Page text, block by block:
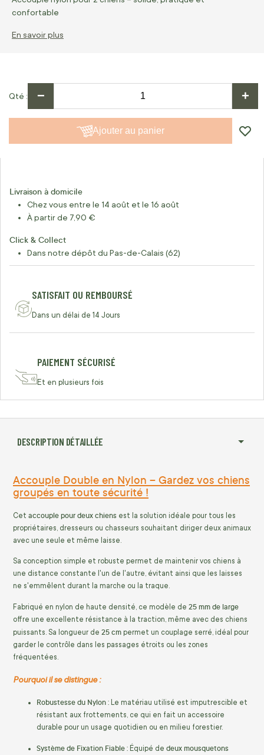
confortable
En savoir plus
Qté − +
Ajouter au panier
Livraison à domicile
Chez vous entre le 14 août et le 16 août
À partir de 7,90 €
Click & Collect
Dans notre dépôt du Pas-de-Calais (62)
SATISFAIT OU REMBOURSÉ
Dans un délai de 14 Jours
PAIEMENT SÉCURISÉ
Et en plusieurs fois
DESCRIPTION DÉTAILLÉE
Accouple Double en Nylon – Gardez vos chiens
groupés en toute sécurité !
Cet accouple pour deux chiens est la solution idéale pour tous les
propriétaires, dresseurs ou chasseurs souhaitant diriger deux animaux
avec une seule et même laisse.
Sa conception simple et robuste permet de maintenir vos chiens à
une distance constante l'un de l'autre, évitant ainsi que les laisses
ne s'emmêlent durant la marche ou la traque.
Fabriqué en nylon de haute densité, ce modèle de 25 mm de large
offre une excellente résistance à la traction, même avec des chiens
puissants. Sa longueur de 25 cm permet un couplage serré, idéal pour
garder le contrôle dans les passages étroits ou les zones
fréquentées.
Pourquoi il se distingue :
Robustesse du Nylon : Le matériau utilisé est imputrescible et
résistant aux frottements, ce qui en fait un accessoire
durable pour un usage quotidien ou en milieu forestier.
Système de Fixation Fiable : Équipé de deux mousquetons